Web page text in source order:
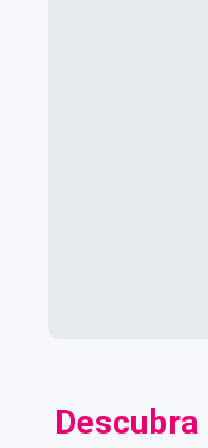
Descubra